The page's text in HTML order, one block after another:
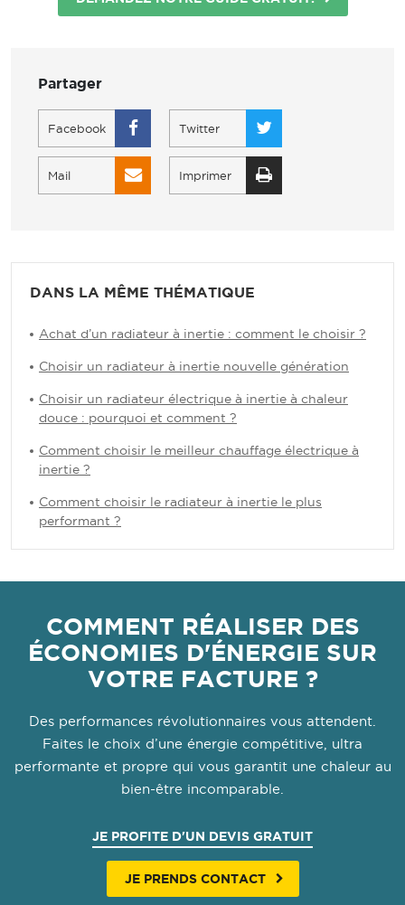
DANS LA MÊME THÉMATIQUE
Achat d’un radiateur à inertie : comment le choisir ?
Choisir un radiateur à inertie nouvelle génération
Choisir un radiateur électrique à inertie à chaleur
douce : pourquoi et comment ?
Comment choisir le meilleur chauffage électrique à
inertie ?
Comment choisir le radiateur à inertie le plus
performant ?
Partager
Facebook Twitter
Mail Imprimer
COMMENT RÉALISER DES
ÉCONOMIES D'ÉNERGIE SUR
VOTRE FACTURE ?
Des performances révolutionnaires vous attendent.
Faites le choix d’une énergie compétitive, ultra
performante et propre qui vous garantit une chaleur au
bien-être incomparable.
JE PROFITE D'UN DEVIS GRATUIT
JE PRENDS CONTACT